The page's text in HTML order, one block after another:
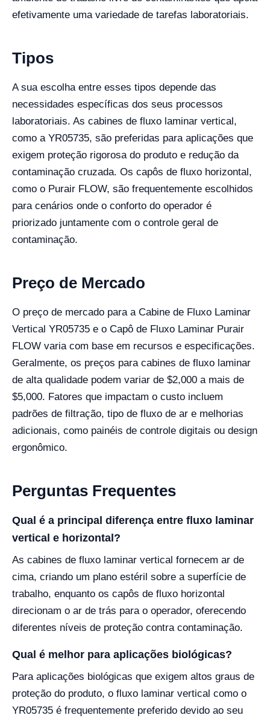
efetivamente uma variedade de tarefas laboratoriais.
Tipos
A sua escolha entre esses tipos depende das
necessidades específicas dos seus processos
laboratoriais. As cabines de fluxo laminar vertical,
como a YR05735, são preferidas para aplicações que
exigem proteção rigorosa do produto e redução da
contaminação cruzada. Os capôs de fluxo horizontal,
como o Purair FLOW, são frequentemente escolhidos
para cenários onde o conforto do operador é
priorizado juntamente com o controle geral de
contaminação.
Preço de Mercado
O preço de mercado para a Cabine de Fluxo Laminar
Vertical YR05735 e o Capô de Fluxo Laminar Purair
FLOW varia com base em recursos e especificações.
Geralmente, os preços para cabines de fluxo laminar
de alta qualidade podem variar de $2,000 a mais de
$5,000. Fatores que impactam o custo incluem
padrões de filtração, tipo de fluxo de ar e melhorias
adicionais, como painéis de controle digitais ou design
ergonômico.
Perguntas Frequentes
Qual é a principal diferença entre fluxo laminar
vertical e horizontal?
As cabines de fluxo laminar vertical fornecem ar de
cima, criando um plano estéril sobre a superfície de
trabalho, enquanto os capôs de fluxo horizontal
direcionam o ar de trás para o operador, oferecendo
diferentes níveis de proteção contra contaminação.
Qual é melhor para aplicações biológicas?
Para aplicações biológicas que exigem altos graus de
proteção do produto, o fluxo laminar vertical como o
YR05735 é frequentemente preferido devido ao seu